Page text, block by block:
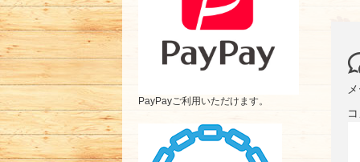
PayPayご利用いただけます。